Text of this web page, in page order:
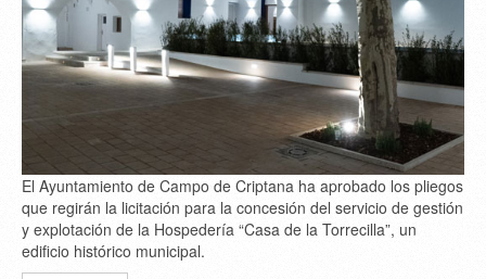
El Ayuntamiento de Campo de Criptana ha aprobado los pliegos
que regirán la licitación para la concesión del servicio de gestión
y explotación de la Hospedería “Casa de la Torrecilla”, un
edificio histórico municipal.